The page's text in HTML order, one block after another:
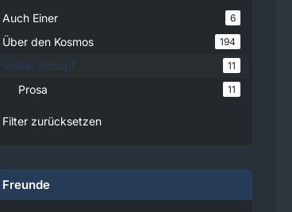
Datenschutzerklärung zur
Verfügung gestellt.
08:25
Inhalt
com
Auch Einer 6
Über den Kosmos 194
Volker Schopf 11
Prosa 11
Filter zurücksetzen
Freunde